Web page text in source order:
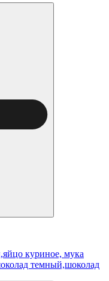
куриное, мука
темный,шоколад